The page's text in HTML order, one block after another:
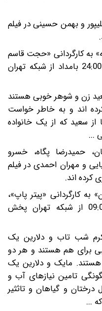
و بهمن حسینی در فیلم
به کارگردانی «حجت قاسم
زاده»، پنج‌شنبه 14 خرداد ساعت 24:00 بامداد از شبکه تهران
زن و شوهر خوبی هستند
اند و به خاطر خواست
از سعید که از یک خانواده
...
حمیدرضا پگاه، خسرو
و مهران احمدی در فیلم
کرده اند.
کارگردانی «پیتر پاپ»،
جمعه 15 خرداد ماه ساعت 09:00 از شبکه تهران پخش
شب تاب و دلارین یک
برای هم هستند و هر دو
مایک و دلارین یک
تامین نیازهای آب و
و گیاهان و تاثثیر
...